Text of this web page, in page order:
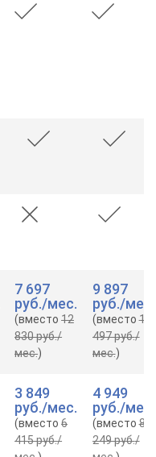
7 697
руб./мес.
(вместо12
830 руб./
мес.)
9 897
руб./мес.
(вместо16
497 руб./
мес.)
3 849
руб./мес.
(вместо6
415 руб./
4 949
руб./мес.
(вместо8
249 руб./